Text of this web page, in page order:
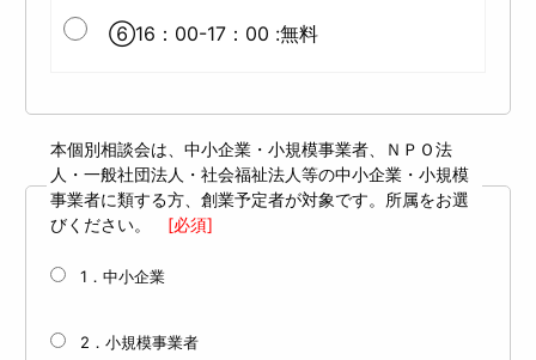
⑥16：00-17：00 :無料
本個別相談会は、中小企業・小規模事業者、ＮＰＯ法
人・一般社団法人・社会福祉法人等の中小企業・小規模
事業者に類する方、創業予定者が対象です。所属をお選
びください。
[必須]
1．中小企業
2．小規模事業者